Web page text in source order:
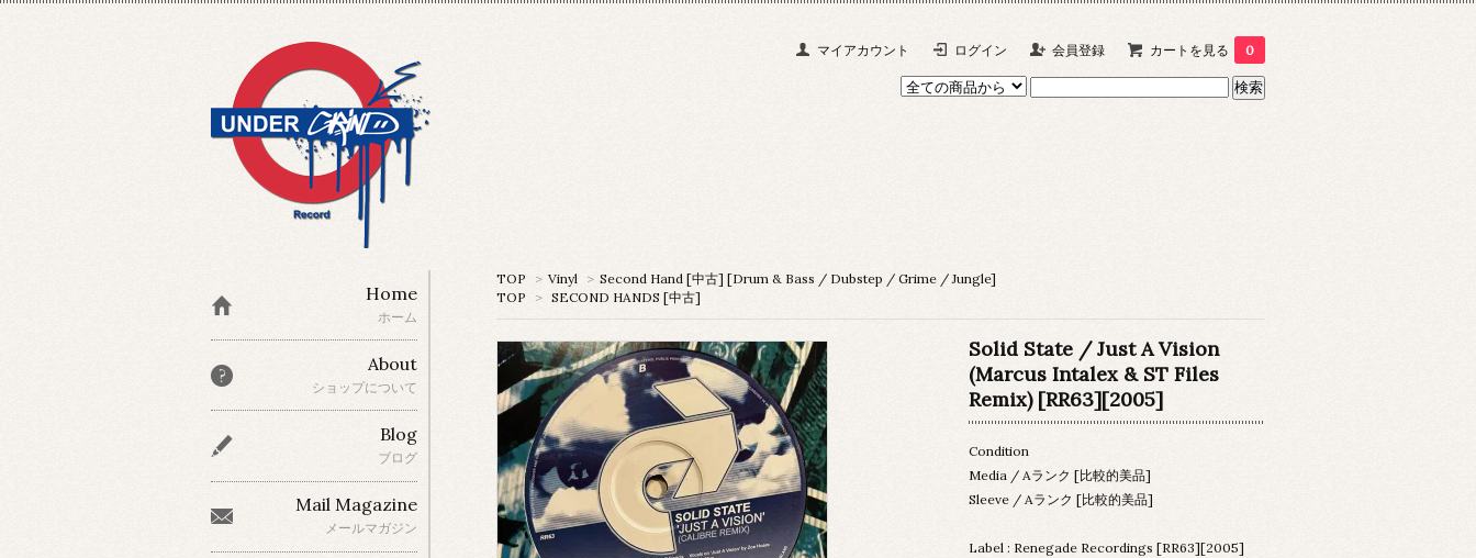
マイアカウント ログイン 会員登録 カートを見る 0
TOP > Vinyl > Second Hand [中古] [Drum & Bass / Dubstep / Grime / Jungle]
TOP
> SECOND HANDS [中古]
Solid State / Just A Vision
(Marcus Intalex & ST Files
Remix) [RR63][2005]
Condition
Media / Aランク [比較的美品]
Sleeve / Aランク [比較的美品]
Label : Renegade Recordings [RR63][2005]
Home
ホーム
About
ショップについて
Blog
ブログ
Mail Magazine
メールマガジン